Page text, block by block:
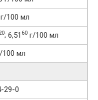
100 мл
; 6,51 60 г/100 мл
100 мл
29-0